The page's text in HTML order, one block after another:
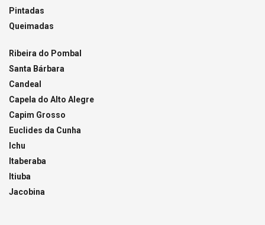
Pintadas
Queimadas
Ribeira do Pombal
Santa Bárbara
Candeal
Capela do Alto Alegre
Capim Grosso
Euclides da Cunha
Ichu
Itaberaba
Itiuba
Jacobina